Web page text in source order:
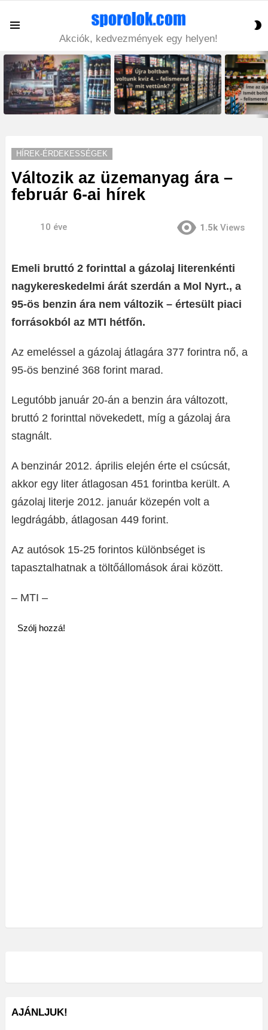
Akciók, kedvezmények egy helyen!
LATEST
STORIES
HÍREK-ÉRDEKESSÉGEK
Változik az üzemanyag ára –
február 6-ai hírek
10 éve 1.5k Views
Emeli bruttó 2 forinttal a gázolaj literenkénti
nagykereskedelmi árát szerdán a Mol Nyrt., a
95-ös benzin ára nem változik – értesült piaci
forrásokból az MTI hétfőn.
Az emeléssel a gázolaj átlagára 377 forintra nő, a
95-ös benziné 368 forint marad.
Legutóbb január 20-án a benzin ára változott,
bruttó 2 forinttal növekedett, míg a gázolaj ára
stagnált.
A benzinár 2012. április elején érte el csúcsát,
akkor egy liter átlagosan 451 forintba került. A
gázolaj literje 2012. január közepén volt a
legdrágább, átlagosan 449 forint.
Az autósok 15-25 forintos különbséget is
tapasztalhatnak a töltőállomások árai között.
– MTI –
Szólj hozzá!
AJÁNLJUK!